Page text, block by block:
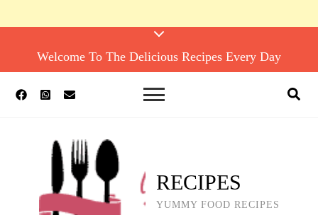
Welcome To The Delicious Recipes Every Day
RECIPES
YUMMY FOOD RECIPES